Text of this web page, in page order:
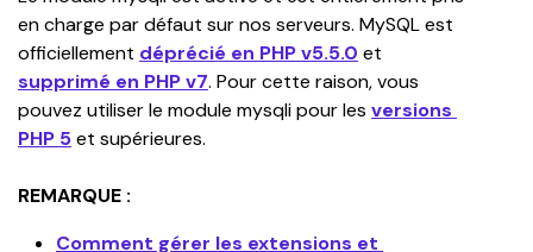
en charge par défaut sur nos serveurs. MySQL est
officiellement déprécié en PHP v5.5.0 et
supprimé en PHP v7. Pour cette raison, vous
pouvez utiliser le module mysqli pour les versions
PHP 5 et supérieures.
REMARQUE :
Comment gérer les extensions et